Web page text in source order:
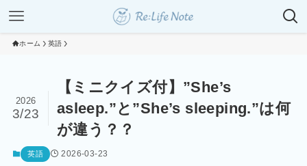
ホーム 英語
【ミニクイズ付】”She’s
asleep.”と”She’s sleeping.”は何
が違う？？
2026
3/23
英語 2026-03-23